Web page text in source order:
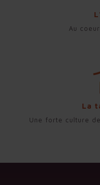
Au
La
Une forte culture